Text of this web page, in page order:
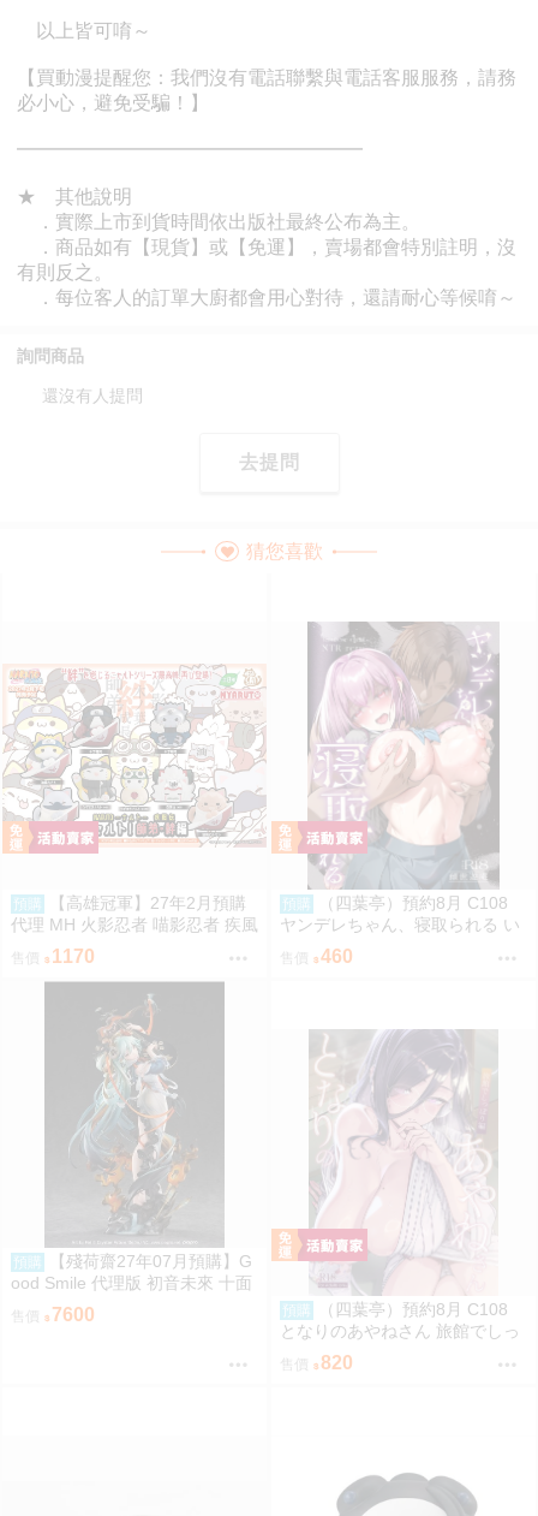
詢問商品
還沒有人提問
去提問
猜您喜歡
預購
【高雄冠軍】27年2月預購
代理 MH 火影忍者 喵影忍者 疾風
傳 師弟・絆篇 中盒8入 再版 免訂
金0813
1170
預購
（四葉亭）預約8月 C108
ヤンデレちゃん、寝取られる い
つきけいせい
460
預購
【殘荷齋27年07月預購】G
ood Smile 代理版 初音未來 十面
埋伏Ver. 1/7 PVC完成品 再販 09
售價 7600 預購
（四葉亭）預約8月 C108
となりのあやねさん 旅館でしっ
ぽり編 ヘリを
售價 820